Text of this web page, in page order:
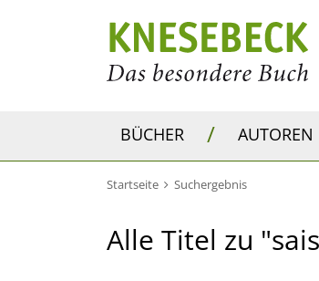
BÜCHER / AUTOREN
Startseite Suchergebnis
Alle Titel zu